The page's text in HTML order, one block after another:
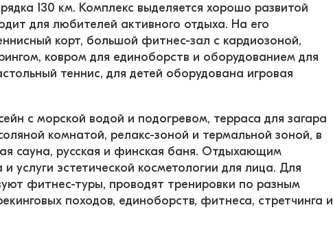
130 км. Комплекс выделяется хорошо развитой
для любителей активного отдыха. На его
корт, большой фитнес-зал с кардиозоной,
ковром для единоборств и оборудованием для
теннис, для детей оборудована игровая
с морской водой и подогревом, терраса для загара
комнатой, релакс-зоной и термальной зоной, в
сауна, русская и финская баня. Отдыхающим
услуги эстетической косметологии для лица. Для
фитнес-туры, проводят тренировки по разным
походов, единоборств, фитнеса, стретчинга и